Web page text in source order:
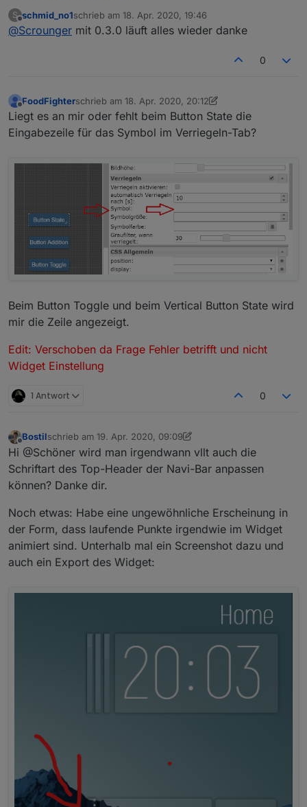
veröffentlicht!
Entweder zurück gehen oder aktuellen master
Edit: verschoben, da Frage Testing betrifft
S
Offline
schmid_no1schrieb am 18. Apr. 2020, 19:46
zuletzt editiert von
@Scrounger mit 0.3.0 läuft alles wieder danke
0
Offline
FoodFighterschrieb am 18. Apr. 2020, 20:12
zuletzt editiert von Scrounger
Liegt es an mir oder fehlt beim Button State die
Eingabezeile für das Symbol im Verriegeln-Tab?
Beim Button Toggle und beim Vertical Button State wird
mir die Zeile angezeigt.
Edit: Verschoben da Frage Fehler betrifft und nicht
Widget Einstellung
1 Antwort 0
Offline
Bostilschrieb am 19. Apr. 2020, 09:09
zuletzt editiert von Bostil
Hi @Schöner wird man irgendwann vllt auch die
Schriftart des Top-Header der Navi-Bar anpassen
können? Danke dir.
Noch etwas: Habe eine ungewöhnliche Erscheinung in
der Form, dass laufende Punkte irgendwie im Widget
animiert sind. Unterhalb mal ein Screenshot dazu und
auch ein Export des Widget: